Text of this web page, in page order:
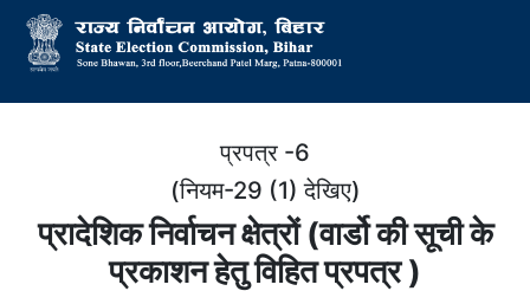
प्रपत्र -6
(नियम-29 (1) देखिए)
प्रादेशिक निर्वाचन क्षेत्रों (वार्डो की सूची के
प्रकाशन हेतु विहित प्रपत्र )